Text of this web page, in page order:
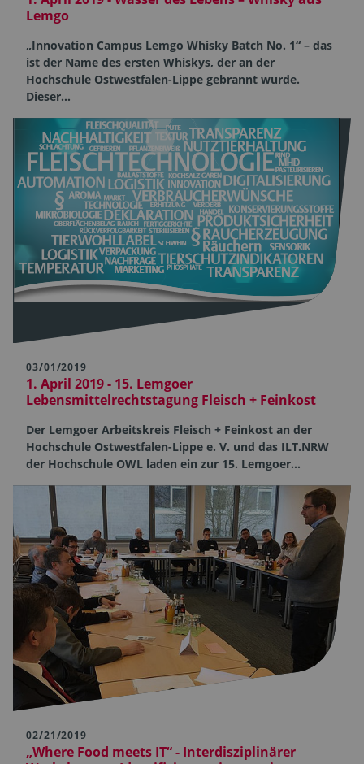
Lemgo
„Innovation Campus Lemgo Whisky Batch No. 1“ – das
ist der Name des ersten Whiskys, der an der
Hochschule Ostwestfalen-Lippe gebrannt wurde.
Dieser…
03/01/2019
1. April 2019 - 15. Lemgoer
Lebensmittelrechtstagung Fleisch + Feinkost
Der Lemgoer Arbeitskreis Fleisch + Feinkost an der
Hochschule Ostwestfalen-Lippe e. V. und das ILT.NRW
der Hochschule OWL laden ein zur 15. Lemgoer…
02/21/2019
„Where Food meets IT“ - Interdisziplinärer